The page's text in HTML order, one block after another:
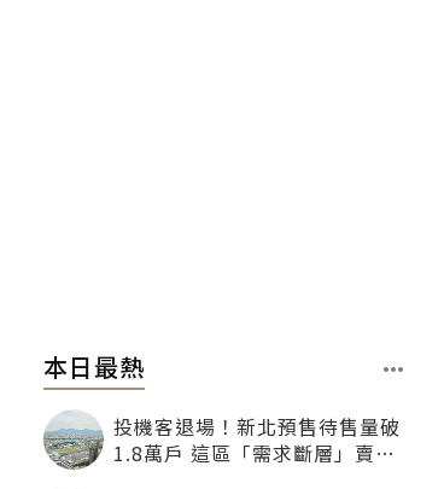
本日最熱
投機客退場！新北預售待售量破
1.8萬戶 這區「需求斷層」賣壓